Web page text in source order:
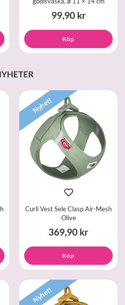
99,90 kr
Köp
Nyhet!
Curli Vest Sele Clasp Air-Mesh
Olive
369,90 kr
Köp
Nyhet!